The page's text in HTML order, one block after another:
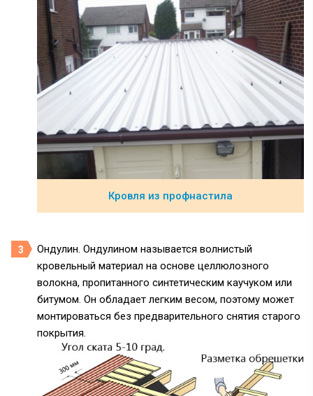
Кровля из профнастила
Ондулин. Ондулином называется волнистый
кровельный материал на основе целлюлозного
волокна, пропитанного синтетическим каучуком или
битумом. Он обладает легким весом, поэтому может
монтироваться без предварительного снятия старого
покрытия.